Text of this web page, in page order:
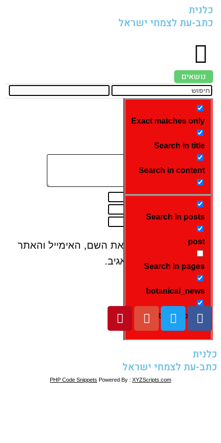
כלנית
כתב-עת לצמחי ישראל
נושאים
תוצאות נוספות...
Exact matches only
Search in title
Search in content
Search in posts
post
Search in pages
botanical_news
monthly_blooms
כתיבת תגובה
שמור בדפדפן זה את השם, האימייל והאתר
שלי לפעם הבאה שאגיב.
כלנית
כתב-עת לצמחי ישראל
PHP Code Snippets Powered By :XYZScripts.com